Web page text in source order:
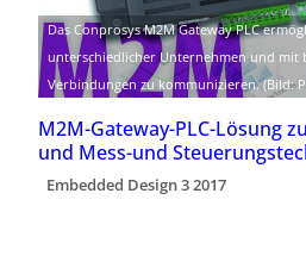
Das Conprosys M2M Gateway PLC
unterschiedlicher Unternehmen und mit
Verbindungen zu kommunizieren. (Bild:
M2M-Gateway-PLC-Lösung
und Mess-und
Embedded Design 3 2017